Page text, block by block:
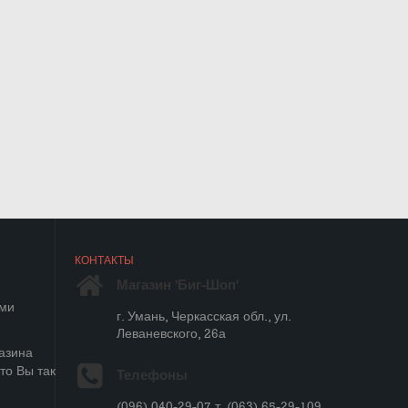
Вы так
КОНТАКТЫ
Магазин 'Биг-Шоп'
г. Умань, Черкасская обл., ул.
Леваневского, 26а
Телефоны